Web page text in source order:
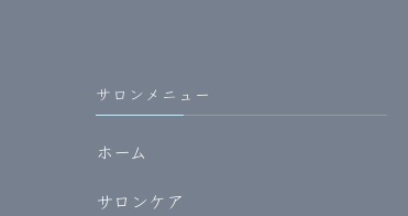
サロンメニュー
ホーム
サロンケア